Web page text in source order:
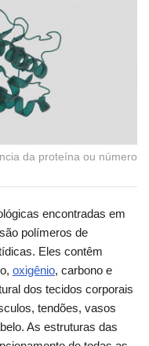
da proteína ou número
encontradas em
polímeros de
Eles contêm
oxigênio, carbono e
dos tecidos corporais
tendões, vasos
As estruturas das